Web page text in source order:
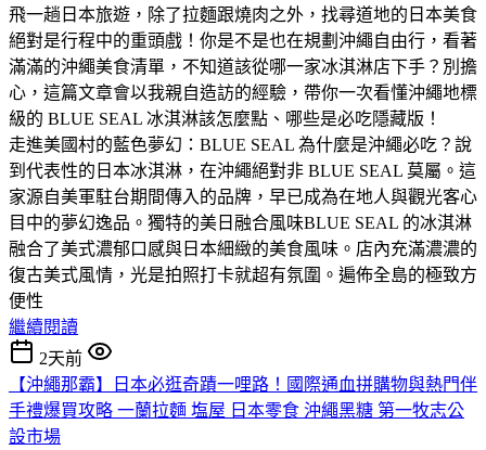
​飛一趟日本旅遊，除了拉麵跟燒肉之外，找尋道地的日本美食
絕對是行程中的重頭戲！​你是不是也在規劃沖繩自由行，看著
滿滿的沖繩美食清單，不知道該從哪一家冰淇淋店下手？別擔
心，這篇文章會以我親自造訪的經驗，帶你一次看懂沖繩地標
級的 BLUE SEAL 冰淇淋該怎麼點、哪些是必吃隱藏版！
​走進美國村的藍色夢幻：BLUE SEAL 為什麼是沖繩必吃？​說
到代表性的日本冰淇淋，在沖繩絕對非 BLUE SEAL 莫屬。這
家源自美軍駐台期間傳入的品牌，早已成為在地人與觀光客心
目中的夢幻逸品。​獨特的美日融合風味​BLUE SEAL 的冰淇淋
融合了美式濃郁口感與日本細緻的美食風味。店內充滿濃濃的
復古美式風情，光是拍照打卡就超有氛圍。​遍佈全島的極致方
便性
繼續閱讀
2天前
【沖繩那霸】日本必逛奇蹟一哩路！國際通血拼購物與熱門伴
手禮爆買攻略 一蘭拉麵 塩屋 日本零食 沖繩黑糖 第一牧志公
設市場